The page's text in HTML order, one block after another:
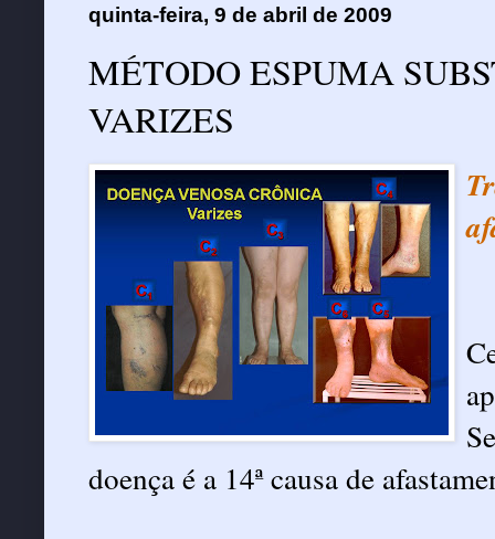
quinta-feira, 9 de abril de 2009
MÉTODO ESPUMA
VARIZES
doença é a 14ª causa de